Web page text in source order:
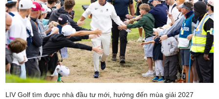
LIV Golf tìm được nhà đầu tư mới, hướng đến mùa giải 2027